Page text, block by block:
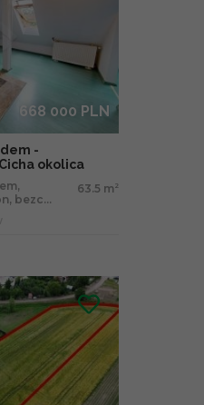
668 000 PLN
-
okolica
bezc...
63.5 m 2